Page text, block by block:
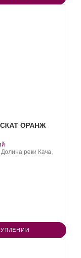
ОРАНЖ
.
реки Кача,